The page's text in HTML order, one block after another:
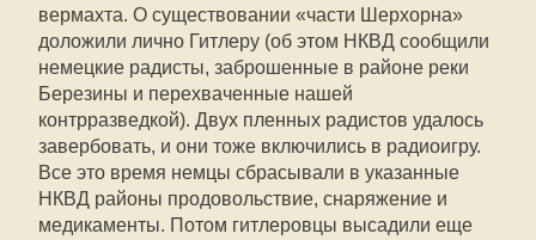
вермахта. О существовании «части Шерхорна»
доложили лично Гитлеру (об этом НКВД сообщили
немецкие радисты, заброшенные в районе реки
Березины и перехваченные нашей
контрразведкой). Двух пленных радистов удалось
завербовать, и они тоже включились в радиоигру.
Все это время немцы сбрасывали в указанные
НКВД районы продовольствие, снаряжение и
медикаменты. Потом гитлеровцы высадили еще